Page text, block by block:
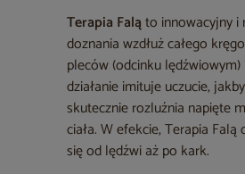
Terapia Faląto innowacyjny i
doznania wzdłuż całego
pleców (odcinku
działanie imituje uczucie,
skutecznie rozluźnia napięte
ciała. W efekcie, Terapia
się od lędźwi aż po kark.